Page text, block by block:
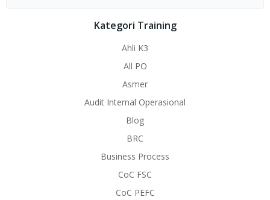
Kategori Training
Ahli K3
All PO
Asmer
Audit Internal Operasional
Blog
BRC
Business Process
CoC FSC
CoC PEFC